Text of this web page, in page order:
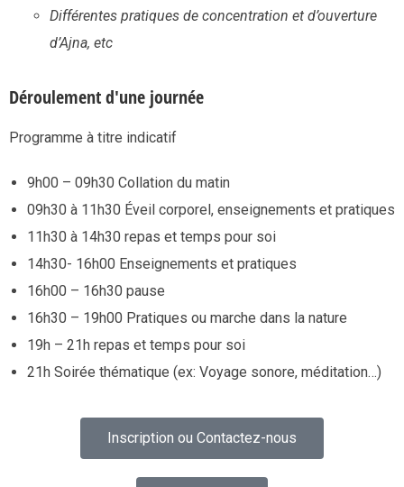
Différentes pratiques de concentration et d’ouverture
d’Ajna, etc
Déroulement d'une journée
Programme à titre indicatif
9h00 – 09h30 Collation du matin
09h30 à 11h30 Éveil corporel, enseignements et pratiques
11h30 à 14h30 repas et temps pour soi
14h30- 16h00 Enseignements et pratiques
16h00 – 16h30 pause
16h30 – 19h00 Pratiques ou marche dans la nature
19h – 21h repas et temps pour soi
21h Soirée thématique (ex: Voyage sonore, méditation…)
Inscription ou Contactez-nous